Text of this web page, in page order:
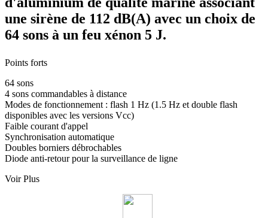
une sirène de 112 dB(A) avec un choix de
64 sons à un feu xénon 5 J.
Points forts
64 sons
4 sons commandables à distance
Modes de fonctionnement : flash 1 Hz (1.5 Hz et double flash
disponibles avec les versions Vcc)
Faible courant d'appel
Synchronisation automatique
Doubles borniers débrochables
Diode anti-retour pour la surveillance de ligne
Voir Plus